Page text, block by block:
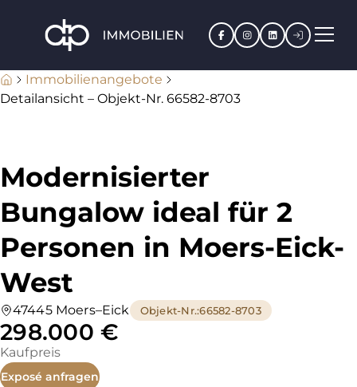
Facebook
Instagram
LinkedIn
Immobilienangebote
Detailansicht – Objekt-Nr. 66582-8703
Modernisierter
Bungalow ideal für 2
Personen in Moers-Eick-
West
47445 Moers–Eick Objekt-Nr.:66582-8703
298.000 €
Kaufpreis
Exposé anfragen